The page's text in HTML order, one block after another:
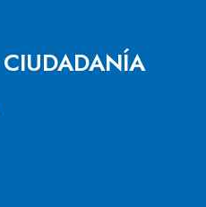
CIUDADANÍA